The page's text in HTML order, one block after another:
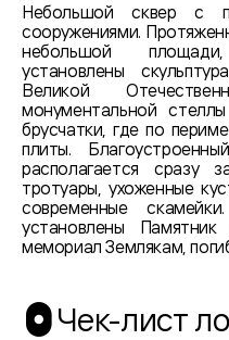
Небольшой сквер с
сооружениями.
небольшой
установлены
Великой
монументальной
брусчатки, где по
плиты.
располагается сразу
тротуары, ухоженные
современные
установлены
мемориал Землякам,
Чек-лист